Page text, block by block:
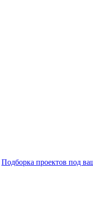
Подборка проектов под